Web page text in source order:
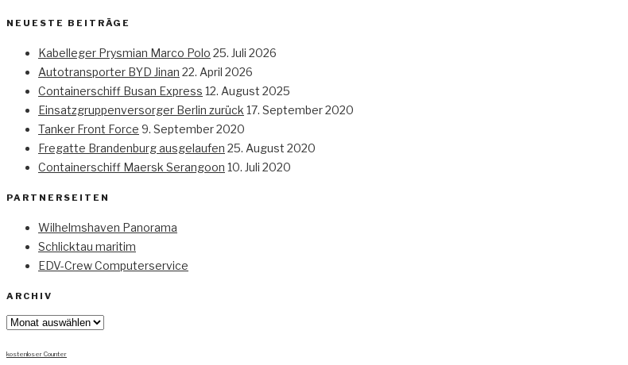
NEUESTE BEITRÄGE
Kabelleger Prysmian Marco Polo 25. Juli 2026
Autotransporter BYD Jinan 22. April 2026
Containerschiff Busan Express 12. August 2025
Einsatzgruppenversorger Berlin zurück 17. September 2020
Tanker Front Force 9. September 2020
Fregatte Brandenburg ausgelaufen 25. August 2020
Containerschiff Maersk Serangoon 10. Juli 2020
PARTNERSEITEN
Wilhelmshaven Panorama
Schlicktau maritim
EDV-Crew Computerservice
ARCHIV
Archiv
kostenloser Counter